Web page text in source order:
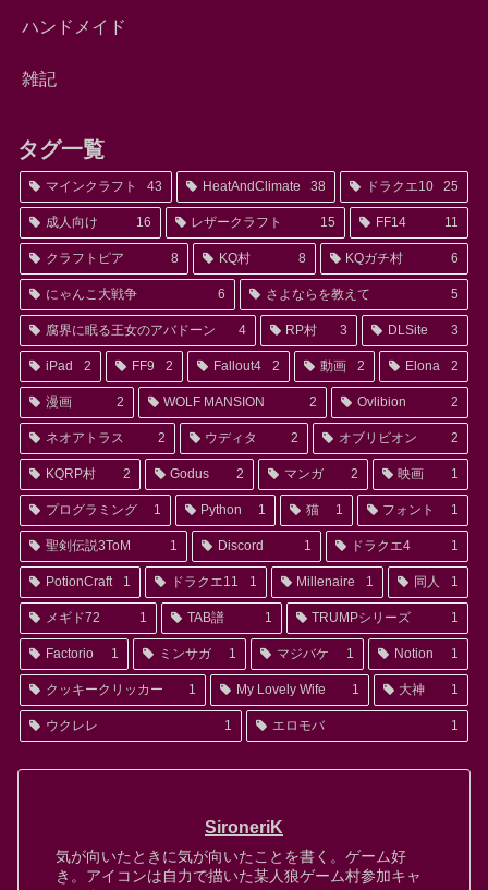
ハンドメイド
雑記
タグ一覧
マインクラフト 43 HeatAndClimate 38 ドラクエ10 25
成人向け 16 レザークラフト 15 FF14 11
クラフトピア 8 KQ村 8 KQガチ村 6
にゃんこ大戦争 6 さよならを教えて 5
腐界に眠る王女のアバドーン 4 RP村 3 DLSite 3
iPad 2 FF9 2 Fallout4 2 動画 2 Elona 2
漫画 2 WOLF MANSION 2 Ovlibion 2
ネオアトラス 2 ウディタ 2 オブリビオン 2
KQRP村 2 Godus 2 マンガ 2 映画 1
プログラミング 1 Python 1 猫 1 フォント 1
聖剣伝説3ToM 1 Discord 1 ドラクエ4 1
PotionCraft 1 ドラクエ11 1 Millenaire 1 同人 1
メギド72 1 TAB譜 1 TRUMPシリーズ 1
Factorio 1 ミンサガ 1 マジバケ 1 Notion 1
クッキークリッカー 1 My Lovely Wife 1 大神 1
ウクレレ 1 エロモバ 1
SironeriK
気が向いたときに気が向いたことを書く。ゲーム好
き。アイコンは自力で描いた某人狼ゲーム村参加キャ